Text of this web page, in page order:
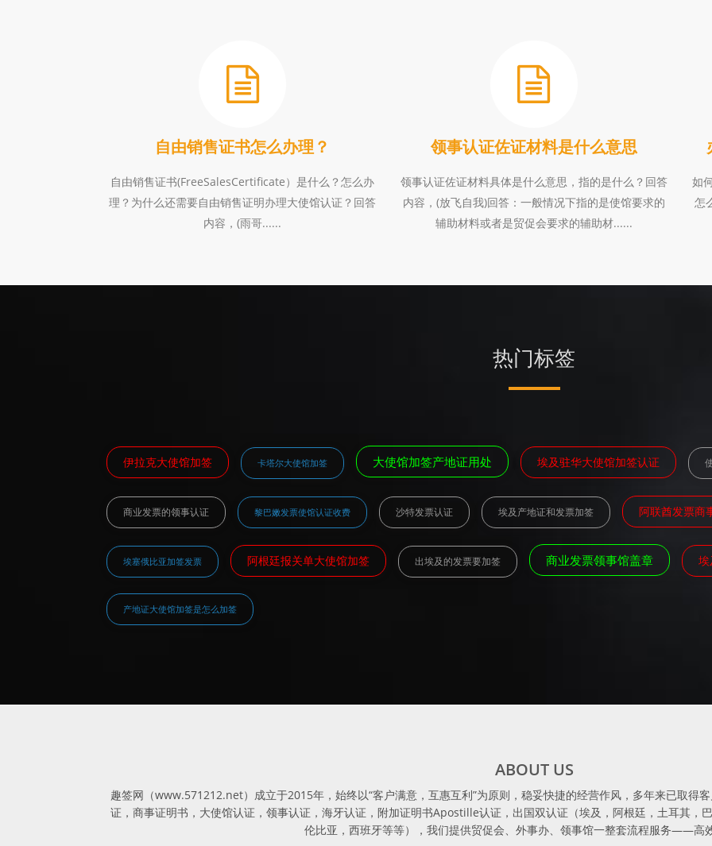
自由销售证书怎么办理？
自由销售证书(FreeSalesCertificate）是什么？怎么办
理？为什么还需要自由销售证明办理大使馆认证？回答
内容，(雨哥......
领事认证佐证材料是什么意思
领事认证佐证材料具体是什么意思，指的是什么？回答
内容，(放飞自我)回答：一般情况下指的是使馆要求的
辅助材料或者是贸促会要求的辅助材......
如
怎
热门标签
伊拉克大使馆加签 卡塔尔大使馆加签 大使馆加签产地证用处 埃及驻华大使馆加签认证
商业发票的领事认证 黎巴嫩发票使馆认证收费 沙特发票认证 埃及产地证和发票加签 阿联酋发票商
埃塞俄比亚加签发票 阿根廷报关单大使馆加签 出埃及的发票要加签 商业发票领事馆盖章
产地证大使馆加签是怎么加签
ABOUT US
趣签网（www.571212.net）成立于2015年，始终以“客户满意，互惠互利”为原则，稳妥快捷的经营作风，多年来已取得
证，商事证明书，大使馆认证，领事认证，海牙认证，附加证明书Apostille认证，出国双认证（埃及，阿根廷，土耳其，
伦比亚，西班牙等等），我们提供贸促会、外事办、领事馆一整套流程服务——高